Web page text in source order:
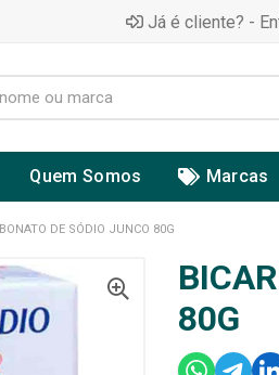
Já é cliente? -
Quem Somos Marcas
DE SÓDIO JUNCO 80G
80G